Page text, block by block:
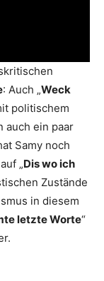
: Auch „Weck
politischem
auch ein paar
Samy noch
„Dis wo ich
Zustände
in diesem
letzte Worte“